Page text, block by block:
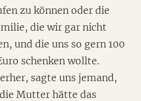
zu können oder die
die wir gar nicht
und die uns so gern 100
schenken wollte.
sagte uns jemand,
die Mutter hätte das